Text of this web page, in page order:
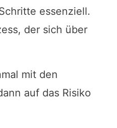
essenziell.
der sich über
mit den
auf das Risiko